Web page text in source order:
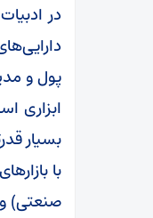
در
پول و
ابزاری
بسیار
با
صنعتی) و